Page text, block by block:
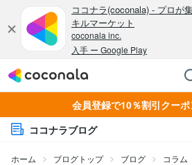
会員登録で10％割引クーポ
ココナラブログ
ホーム ブログトップ ブログ コラム